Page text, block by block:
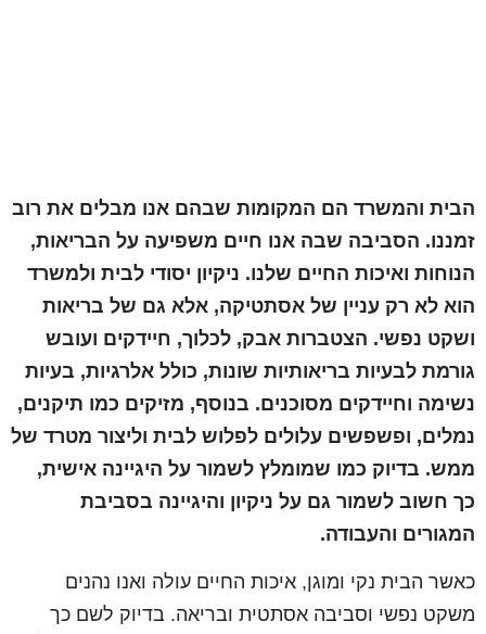
הבית והמשרד הם המקומות שבהם אנו מבלים את רוב
זמננו. הסביבה שבה אנו חיים משפיעה על הבריאות,
הנוחות ואיכות החיים שלנו. ניקיון יסודי לבית ולמשרד
הוא לא רק עניין של אסתטיקה, אלא גם של בריאות
ושקט נפשי. הצטברות אבק, לכלוך, חיידקים ועובש
גורמת לבעיות בריאותיות שונות, כולל אלרגיות, בעיות
נשימה וחיידקים מסוכנים. בנוסף, מזיקים כמו תיקנים,
נמלים, ופשפשים עלולים לפלוש לבית וליצור מטרד של
ממש. בדיוק כמו שמומלץ לשמור על היגיינה אישית,
כך חשוב לשמור גם על ניקיון והיגיינה בסביבת
המגורים והעבודה.
כאשר הבית נקי ומוגן, איכות החיים עולה ואנו נהנים
משקט נפשי וסביבה אסתטית ובריאה. בדיוק לשם כך